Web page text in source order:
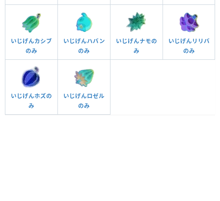
いじげんカシブ
のみ
いじげんハバン
のみ
いじげんナモの
み
いじげんリリバ
のみ
いじげんホズの
み
いじげんロゼル
のみ